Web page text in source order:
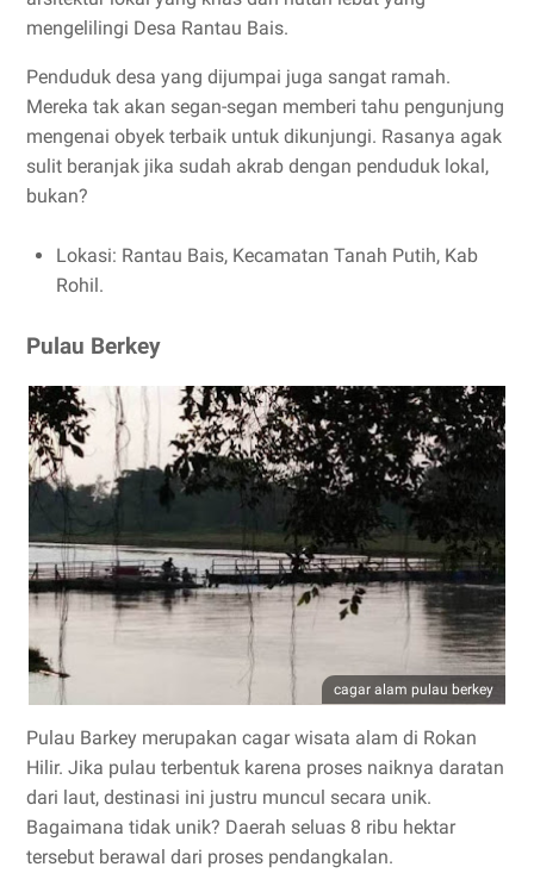
mengelilingi Desa Rantau Bais.
Penduduk desa yang dijumpai juga sangat ramah.
Mereka tak akan segan-segan memberi tahu pengunjung
mengenai obyek terbaik untuk dikunjungi. Rasanya agak
sulit beranjak jika sudah akrab dengan penduduk lokal,
bukan?
Lokasi: Rantau Bais, Kecamatan Tanah Putih, Kab
Rohil.
Pulau Berkey
cagar alam pulau berkey
Pulau Barkey merupakan cagar wisata alam di Rokan
Hilir. Jika pulau terbentuk karena proses naiknya daratan
dari laut, destinasi ini justru muncul secara unik.
Bagaimana tidak unik? Daerah seluas 8 ribu hektar
tersebut berawal dari proses pendangkalan.